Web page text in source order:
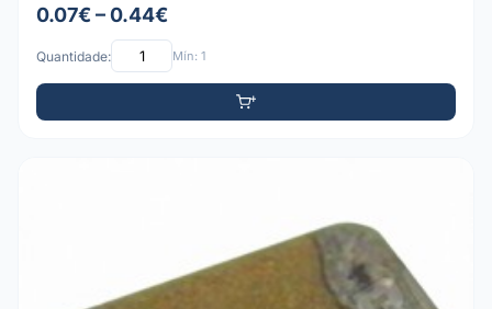
0.07€ – 0.44€
Quantidade: Mín: 1